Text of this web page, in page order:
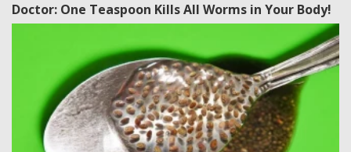
Doctor: One Teaspoon Kills All Worms in Your Body!